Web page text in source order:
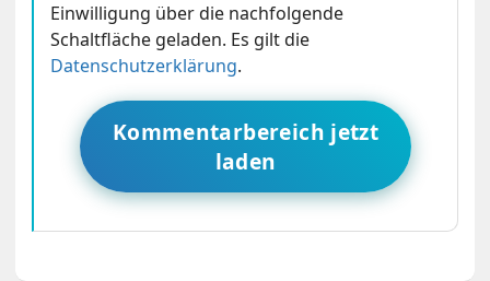
Einwilligung über die nachfolgende
Schaltfläche geladen. Es gilt die
Datenschutzerklärung.
Kommentarbereich jetzt
laden